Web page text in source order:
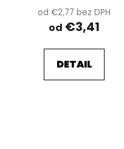
od €2,77 bez DPH
od €3,41
DETAIL